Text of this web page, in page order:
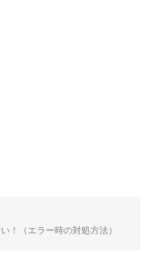
！（エラー時の対処方法）